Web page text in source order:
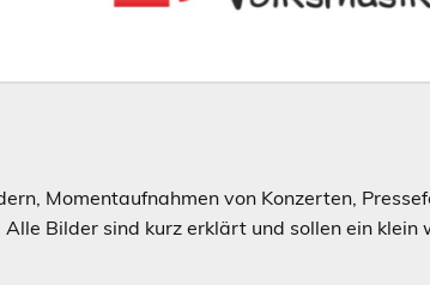
Momentaufnahmen von Konzerten,
Bilder sind kurz erklärt und sollen ein klein